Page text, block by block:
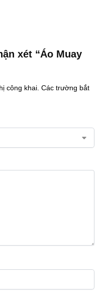
xét “Áo Muay
công khai. Các trường bắt